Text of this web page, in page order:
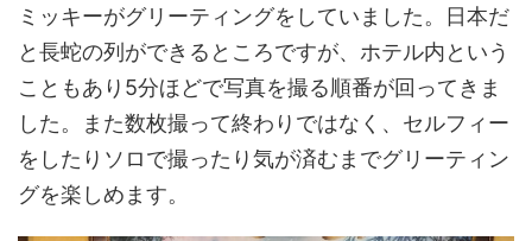
ミッキーがグリーティングをしていました。日本だ
と長蛇の列ができるところですが、ホテル内という
こともあり5分ほどで写真を撮る順番が回ってきま
した。また数枚撮って終わりではなく、セルフィー
をしたりソロで撮ったり気が済むまでグリーティン
グを楽しめます。